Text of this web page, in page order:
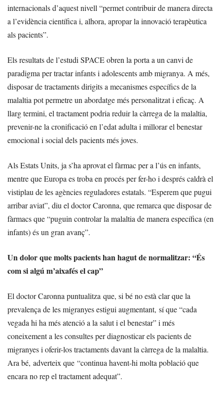
internacionals d’aquest nivell “permet contribuir de manera directa
a l’evidència científica i, alhora, apropar la innovació terapèutica
als pacients”.
Els resultats de l’estudi SPACE obren la porta a un canvi de
paradigma per tractar infants i adolescents amb migranya. A més,
disposar de tractaments dirigits a mecanismes específics de la
malaltia pot permetre un abordatge més personalitzat i eficaç. A
llarg termini, el tractament podria reduir la càrrega de la malaltia,
prevenir-ne la cronificació en l’edat adulta i millorar el benestar
emocional i social dels pacients més joves.
Als Estats Units, ja s’ha aprovat el fàrmac per a l’ús en infants,
mentre que Europa es troba en procés per fer-ho i després caldrà el
vistiplau de les agències reguladores estatals. “Esperem que pugui
arribar aviat”, diu el doctor Caronna, que remarca que disposar de
fàrmacs que “puguin controlar la malaltia de manera específica (en
infants) és un gran avanç”.
Un dolor que molts pacients han hagut de normalitzar: “És
com si algú m’aixafés el cap”
El doctor Caronna puntualitza que, si bé no està clar que la
prevalença de les migranyes estigui augmentant, sí que “cada
vegada hi ha més atenció a la salut i el benestar” i més
coneixement a les consultes per diagnosticar els pacients de
migranyes i oferir-los tractaments davant la càrrega de la malaltia.
Ara bé, adverteix que “continua havent-hi molta població que
encara no rep el tractament adequat”.